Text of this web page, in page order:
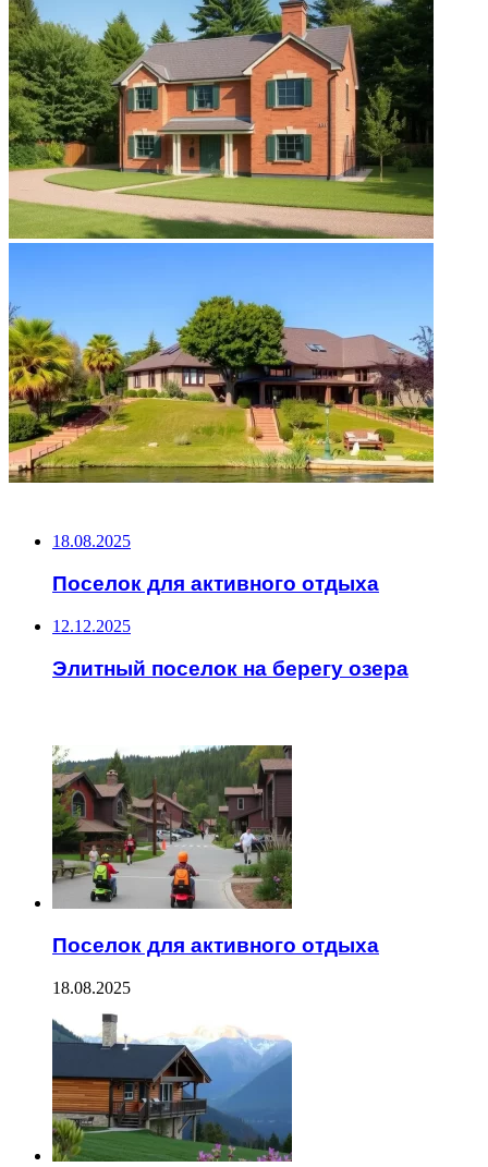
18.08.2025
Поселок для активного отдыха
12.12.2025
Элитный поселок на берегу озера
Поселок для активного отдыха
18.08.2025